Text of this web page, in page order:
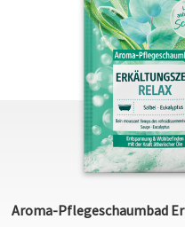
Aroma-Pflegeschaumbad